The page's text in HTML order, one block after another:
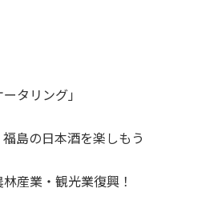
リング」
日本酒を楽しもう
・観光業復興！